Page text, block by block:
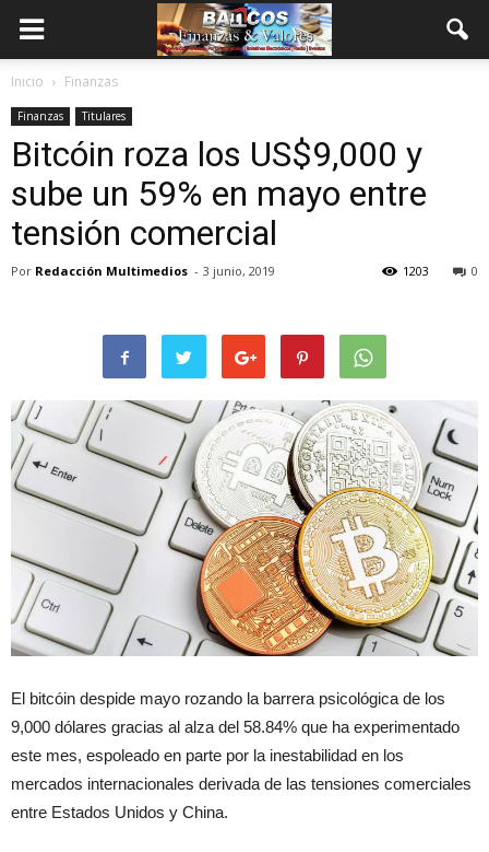
Inicio Finanzas
Finanzas Titulares
Bitcóin roza los US$9,000 y
sube un 59% en mayo entre
tensión comercial
Por Redacción Multimedios - 3 junio, 2019 0
1203
El bitcóin despide mayo rozando la barrera psicológica de los
9,000 dólares gracias al alza del 58.84% que ha experimentado
este mes, espoleado en parte por la inestabilidad en los
mercados internacionales derivada de las tensiones comerciales
entre Estados Unidos y China.